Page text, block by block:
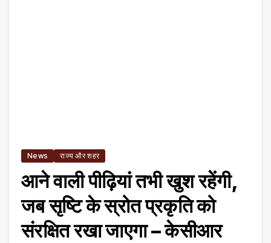
News राज्य और शहर
आने वाली पीढ़ियां तभी खुश रहेंगी,
जब सृष्टि के स्रोत प्रकृति को
संरक्षित रखा जाएगा – केसीआर